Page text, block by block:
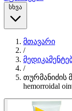
სხვა
მთავარი
/
/
თურმანიძის
hemorroidal